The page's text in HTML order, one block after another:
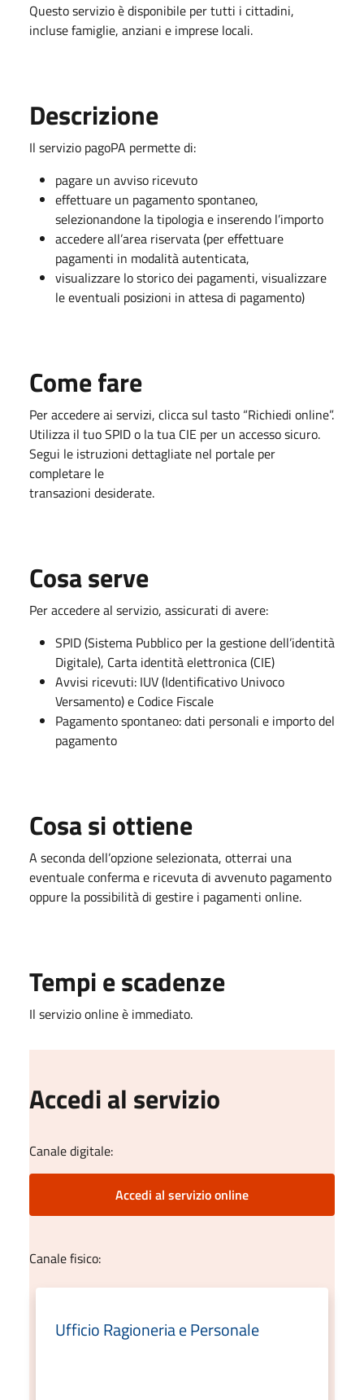
Questo servizio è disponibile per tutti i cittadini,
incluse famiglie, anziani e imprese locali.
Descrizione
Il servizio pagoPA permette di:
pagare un avviso ricevuto
effettuare un pagamento spontaneo,
selezionandone la tipologia e inserendo l’importo
accedere all’area riservata (per effettuare
pagamenti in modalità autenticata,
visualizzare lo storico dei pagamenti, visualizzare
le eventuali posizioni in attesa di pagamento)
Come fare
Per accedere ai servizi, clicca sul tasto “Richiedi online”.
Utilizza il tuo SPID o la tua CIE per un accesso sicuro.
Segui le istruzioni dettagliate nel portale per
completare le
transazioni desiderate.
Cosa serve
Per accedere al servizio, assicurati di avere:
SPID (Sistema Pubblico per la gestione dell’identità
Digitale), Carta identità elettronica (CIE)
Avvisi ricevuti: IUV (Identificativo Univoco
Versamento) e Codice Fiscale
Pagamento spontaneo: dati personali e importo del
pagamento
Cosa si ottiene
A seconda dell’opzione selezionata, otterrai una
eventuale conferma e ricevuta di avvenuto pagamento
oppure la possibilità di gestire i pagamenti online.
Tempi e scadenze
Il servizio online è immediato.
Accedi al servizio
Canale digitale:
Accedi al servizio online
Canale fisico:
Ufficio Ragioneria e Personale